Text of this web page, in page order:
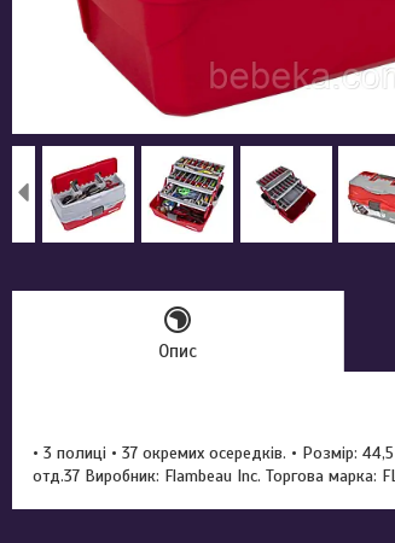
Опис
• 3 полиці • 37 окремих осередків. • Розмір:
отд.37 Виробник: Flambeau Inc. Торгова марка: